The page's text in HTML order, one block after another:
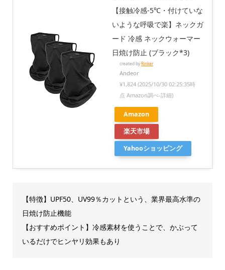
【接触冷感-5℃・付けていな
いような呼吸で楽】ネックガ
ード 冷感 ネックウォーマー
日焼け防止 (ブラック*3)
created byRinker
Andeor
¥1,824 (2025/10/30 02:25:35時
点 Amazon調べ-詳細)
Amazon
楽天市場
Yahooショッピング
【特徴】UPF50、UV99％カットという、業界最高水準の
日焼け防止機能
【おすすめポイント】冷感素材を使うことで、かぶって
いるだけでヒンヤリ効果もあり